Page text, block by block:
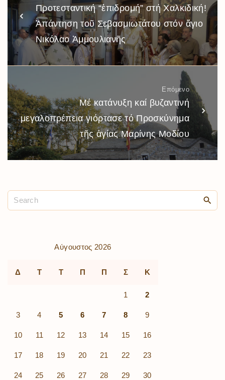
Προτεσταντική “ἐπιδρομή” στή Χαλκιδική!
Ἀπάντηση τοῦ Σεβασμιωτάτου στόν ἅγιο
Νικόλαο Ἀμμουλιανῆς
Επόμενο
Μέ κατάνυξη καί βυζαντινή
μεγαλοπρέπεια γιόρτασε τό Προσκύνημα
τῆς ἁγίας Μαρίνης Μοδίου
Αύγουστος 2026
Δ Τ Τ Π Π Σ Κ
1 2
3 4 5 6 7 8 9
10 11 12 13 14 15 16
17 18 19 20 21 22 23
24 25 26 27 28 29 30